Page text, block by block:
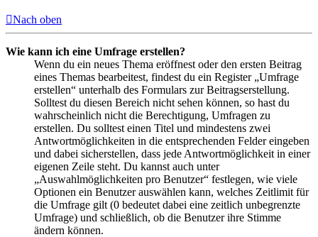
Nach oben
Wie kann ich eine Umfrage erstellen?
Wenn du ein neues Thema eröffnest oder den ersten Beitrag
eines Themas bearbeitest, findest du ein Register „Umfrage
erstellen“ unterhalb des Formulars zur Beitragserstellung.
Solltest du diesen Bereich nicht sehen können, so hast du
wahrscheinlich nicht die Berechtigung, Umfragen zu
erstellen. Du solltest einen Titel und mindestens zwei
Antwortmöglichkeiten in die entsprechenden Felder eingeben
und dabei sicherstellen, dass jede Antwortmöglichkeit in einer
eigenen Zeile steht. Du kannst auch unter
„Auswahlmöglichkeiten pro Benutzer“ festlegen, wie viele
Optionen ein Benutzer auswählen kann, welches Zeitlimit für
die Umfrage gilt (0 bedeutet dabei eine zeitlich unbegrenzte
Umfrage) und schließlich, ob die Benutzer ihre Stimme
ändern können.